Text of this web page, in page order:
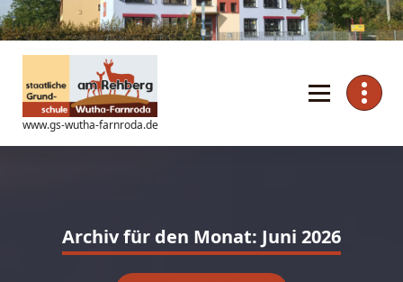
Zum
Inhalt
springen
www.gs-wutha-farnroda.de
Archiv für den Monat: Juni 2026